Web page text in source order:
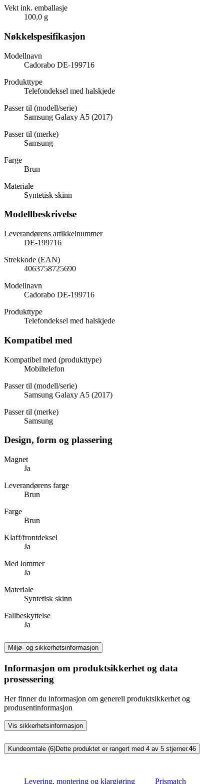
Vekt ink. emballasje
100,0 g
Nøkkelspesifikasjon
Modellnavn
Cadorabo DE-199716
Produkttype
Telefondeksel med halskjede
Passer til (modell/serie)
Samsung Galaxy A5 (2017)
Passer til (merke)
Samsung
Farge
Brun
Materiale
Syntetisk skinn
Modellbeskrivelse
Leverandørens artikkelnummer
DE-199716
Strekkode (EAN)
4063758725690
Modellnavn
Cadorabo DE-199716
Produkttype
Telefondeksel med halskjede
Kompatibel med
Kompatibel med (produkttype)
Mobiltelefon
Passer til (modell/serie)
Samsung Galaxy A5 (2017)
Passer til (merke)
Samsung
Design, form og plassering
Magnet
Ja
Leverandørens farge
Brun
Farge
Brun
Klaff/frontdeksel
Ja
Med lommer
Ja
Materiale
Syntetisk skinn
Fallbeskyttelse
Ja
Miljø- og sikkerhetsinformasjon
Informasjon om produktsikkerhet og data
prosessering
Her finner du informasjon om generell produktsikkerhet og
produsentinformasjon
Vis sikkerhetsinformasjon
Kundeomtale (6)Dette produktet er rangert med 4 av 5 stjerner.46
Levering, montering og klargjøring Prismatch